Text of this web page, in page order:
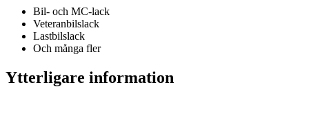
Bil- och MC-lack
Veteranbilslack
Lastbilslack
Och många fler
Ytterligare information